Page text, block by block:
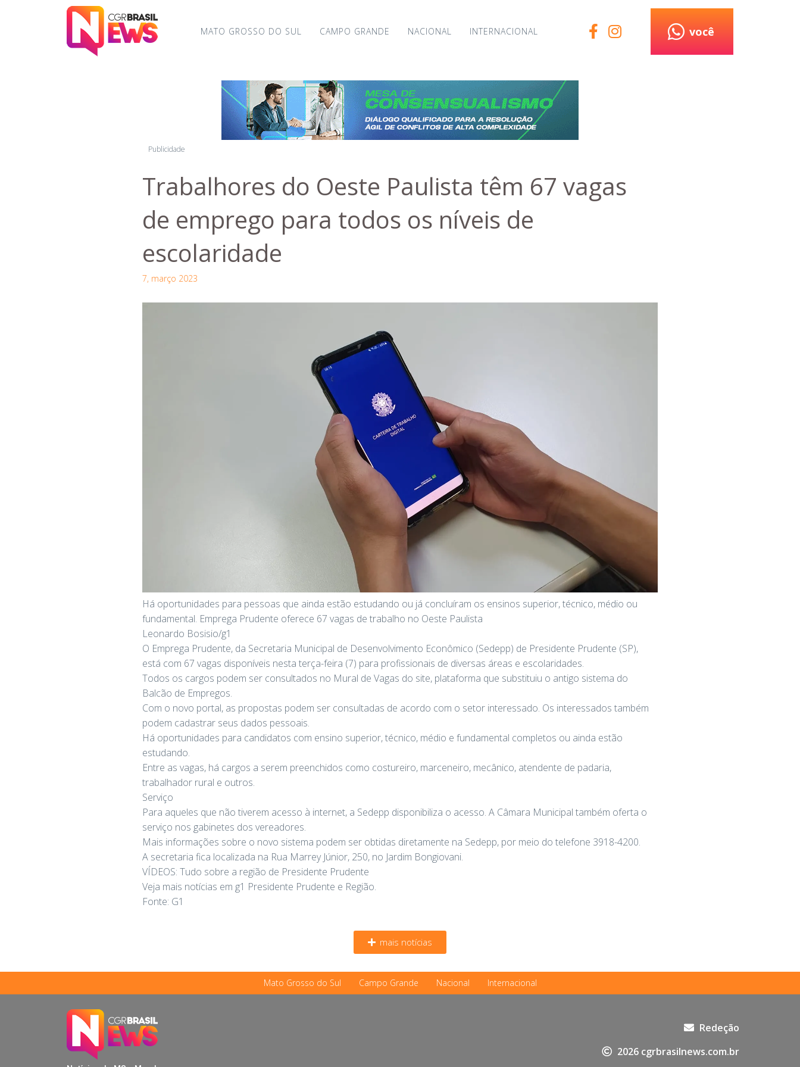
MATO GROSSO DO SUL CAMPO GRANDE NACIONAL INTERNACIONAL você
Publicidade
Trabalhores do Oeste Paulista têm 67 vagas
de emprego para todos os níveis de
escolaridade
7, março 2023
Há oportunidades para pessoas que ainda estão estudando ou já concluíram os ensinos superior, técnico, médio ou
fundamental. Emprega Prudente oferece 67 vagas de trabalho no Oeste Paulista
Leonardo Bosisio/g1
O Emprega Prudente, da Secretaria Municipal de Desenvolvimento Econômico (Sedepp) de Presidente Prudente (SP),
está com 67 vagas disponíveis nesta terça-feira (7) para profissionais de diversas áreas e escolaridades.
Todos os cargos podem ser consultados no Mural de Vagas do site, plataforma que substituiu o antigo sistema do
Balcão de Empregos.
Com o novo portal, as propostas podem ser consultadas de acordo com o setor interessado. Os interessados também
podem cadastrar seus dados pessoais.
Há oportunidades para candidatos com ensino superior, técnico, médio e fundamental completos ou ainda estão
estudando.
Entre as vagas, há cargos a serem preenchidos como costureiro, marceneiro, mecânico, atendente de padaria,
trabalhador rural e outros.
Serviço
Para aqueles que não tiverem acesso à internet, a Sedepp disponibiliza o acesso. A Câmara Municipal também oferta o
serviço nos gabinetes dos vereadores.
Mais informações sobre o novo sistema podem ser obtidas diretamente na Sedepp, por meio do telefone 3918-4200.
A secretaria fica localizada na Rua Marrey Júnior, 250, no Jardim Bongiovani.
VÍDEOS: Tudo sobre a região de Presidente Prudente
Veja mais notícias em g1 Presidente Prudente e Região.
Fonte: G1
mais notícias
Mato Grosso do Sul Campo Grande Nacional Internacional
Redeção
2026 cgrbrasilnews.com.br